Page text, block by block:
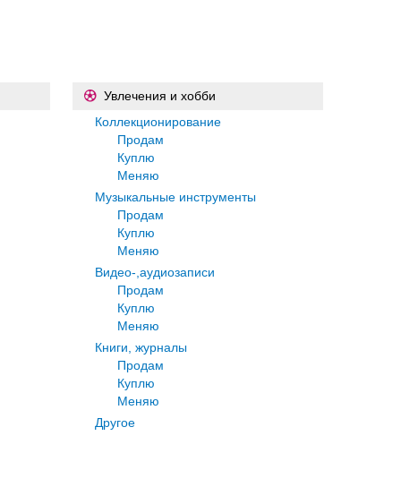
Увлечения и хобби
Коллекционирование
Продам
Куплю
Меняю
Музыкальные инструменты
Продам
Куплю
Меняю
Видео-,аудиозаписи
Продам
Куплю
Меняю
Книги, журналы
Продам
Куплю
Меняю
Другое